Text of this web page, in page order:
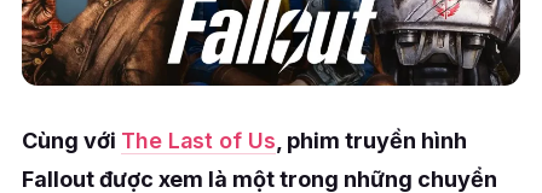
Cùng với The Last of Us , phim truyền hình
Fallout được xem là một trong những chuyển